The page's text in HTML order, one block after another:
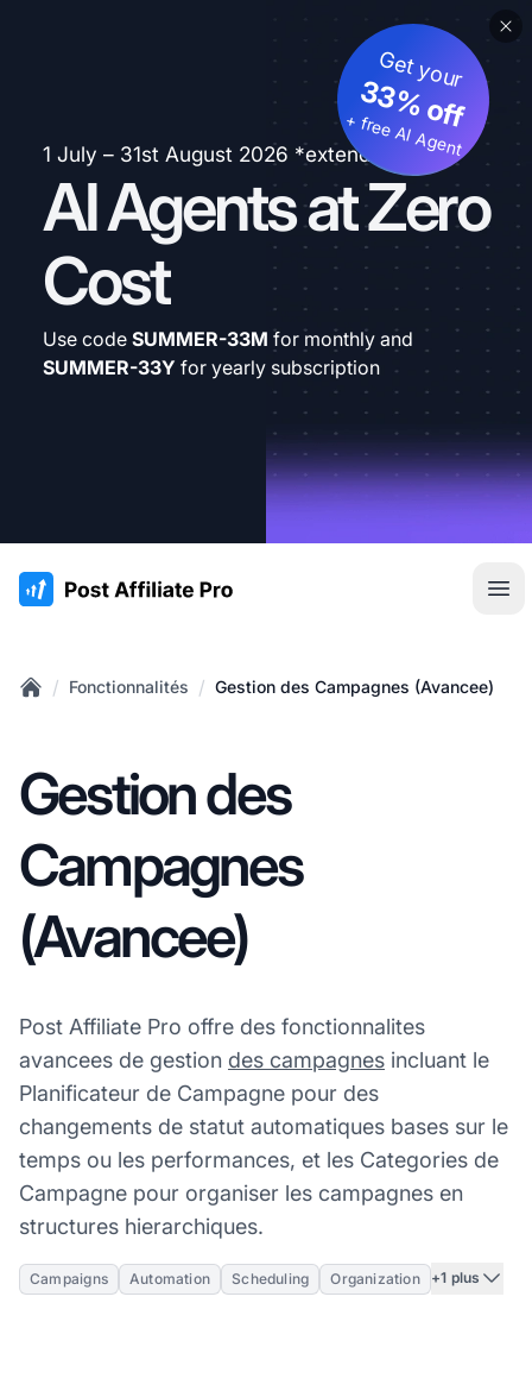
1 July – 31st August 2026 *extended
AI Agents at Zero
Cost
Get your
33% off
+ free AI Agent
Use code SUMMER-33M for monthly and
SUMMER-33Y for yearly subscription
:site.title
/ Fonctionnalités / Gestion des Campagnes (Avancee)
Gestion des
Campagnes
(Avancee)
Post Affiliate Pro offre des fonctionnalites
avancees de gestion des campagnes incluant le
Planificateur de Campagne pour des
changements de statut automatiques bases sur le
temps ou les performances, et les Categories de
Campagne pour organiser les campagnes en
structures hierarchiques.
Campaigns Automation Scheduling Organization +1 plus